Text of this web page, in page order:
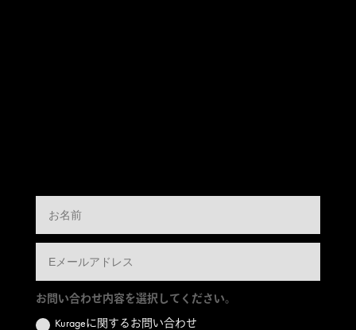
お問い合わせ内容を選択してください。
Kurageに関するお問い合わせ